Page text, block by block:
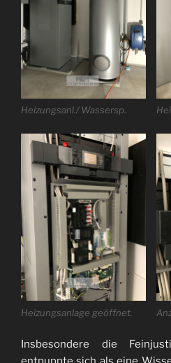
Heizungsanl./ Wassersp.
Heizungsanlage geöffnet.
Insbesondere die